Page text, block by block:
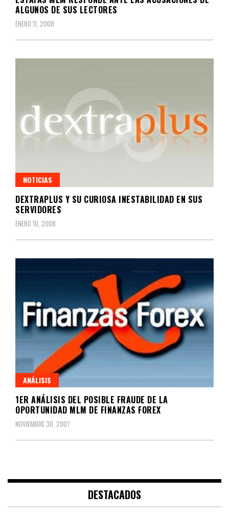
ALGUNOS DE SUS LECTORES
ENERO 11, 2008
NOTICIAS
DEXTRAPLUS Y SU CURIOSA INESTABILIDAD EN SUS
SERVIDORES
ENERO 10, 2008
ANÁLISIS
1ER ANÁLISIS DEL POSIBLE FRAUDE DE LA
OPORTUNIDAD MLM DE FINANZAS FOREX
NOVIEMBRE 30, 2007
DESTACADOS